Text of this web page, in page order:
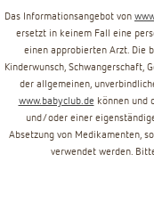
Das Informationsangebot von
ersetzt in keinem Fall eine
einen approbierten Arzt. Die
Kinderwunsch, Schwangerschaft,
der allgemeinen,
www.babyclub.de können und
und/oder einer
Absetzung von Medikamenten,
verwendet werden.